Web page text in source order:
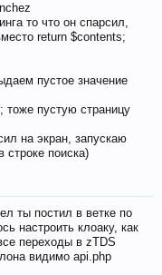
то что он спарсил,
return $contents;
пустое значение
тоже пустую страницу
на экран, запускаю
строке поиска)
ты постил в ветке по
настроить клоаку, как
переходы в zTDS
видимо api.php